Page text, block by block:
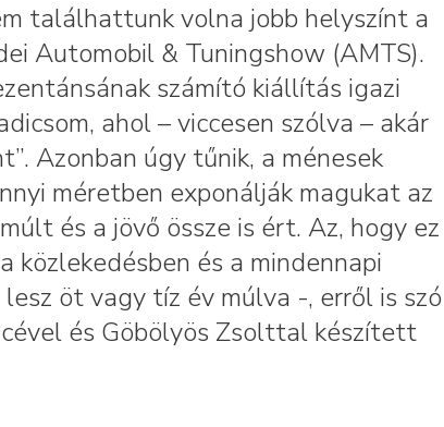
találhattunk volna jobb helyszínt a
Automobil & Tuningshow (AMTS).
számító kiállítás igazi
ahol – viccesen szólva – akár
Azonban úgy tűnik, a ménesek
méretben exponálják magukat az
és a jövő össze is ért. Az, hogy ez
és a mindennapi
öt vagy tíz év múlva -, erről is szó
és Göbölyös Zsolttal készített